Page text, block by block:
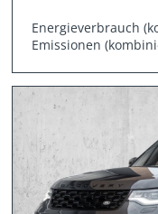
Energieverbrauch
Emissionen